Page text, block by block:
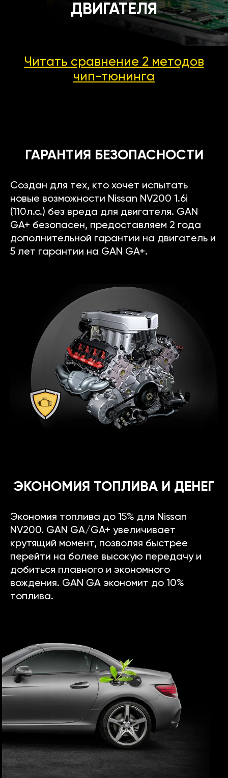
ДВИГАТЕЛЯ
Читать сравнение 2 методов
чип-тюнинга
ГАРАНТИЯ БЕЗОПАСНОСТИ
Создан для тех, кто хочет испытать
новые возможности Nissan NV200 1.6i
(110л.с.) без вреда для двигателя. GAN
GA+ безопасен, предоставляем 2 года
дополнительной гарантии на двигатель и
5 лет гарантии на GAN GA+.
ЭКОНОМИЯ ТОПЛИВА И ДЕНЕГ
Экономия топлива до 15% для Nissan
NV200. GAN GA/GA+ увеличивает
крутящий момент, позволяя быстрее
перейти на более высокую передачу и
добиться плавного и экономного
вождения. GAN GA экономит до 10%
топлива.